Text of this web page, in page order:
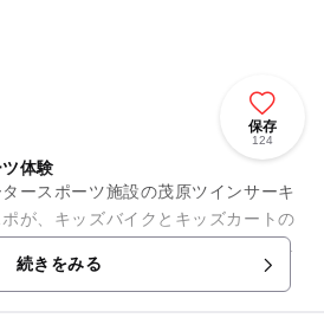
保存
124
体験
ースポーツ施設の茂原ツインサーキ
が、キッズバイクとキッズカートの
ーコム』イベントを定期的に実施し
なの...
続きをみる